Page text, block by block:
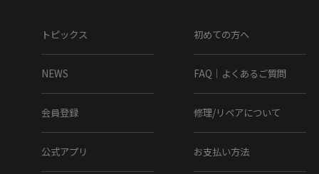
トピックス
NEWS
会員登録
公式アプリ
初めての方へ
FAQ｜よくあるご質問
修理/リペアについて
お支払い方法